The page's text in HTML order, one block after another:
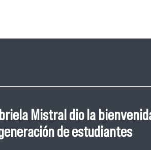
Mistral dio la
de estudiantes